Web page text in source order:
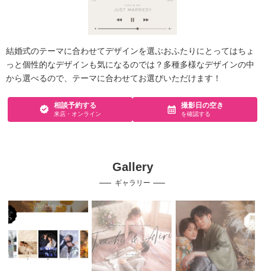
結婚式のテーマに合わせてデザインを選ぶおふたりにとってはちょ
っと個性的なデザインも気になるのでは？多種多様なデザインの中
から選べるので、テーマに合わせてお選びいただけます！
相談予約する
来店・オンライン
撮影日の空き
を確認する
Gallery
ギャラリー